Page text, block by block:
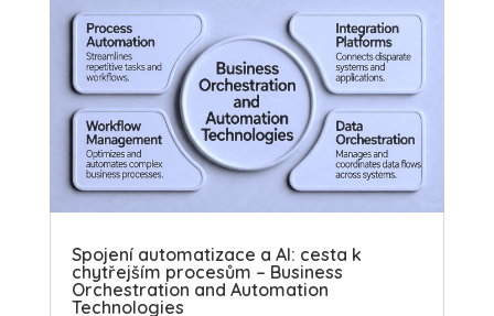
Spojení automatizace a AI: cesta k
chytřejším procesům – Business
Orchestration and Automation
Technologies